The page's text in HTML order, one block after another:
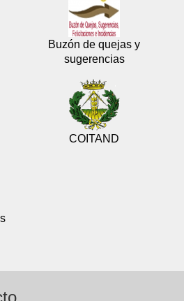
Buzón de quejas y
sugerencias
COITAND